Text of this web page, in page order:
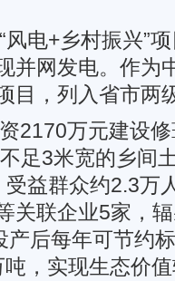
风电+乡村振兴”
并网发电。作为
目，列入省市两
2170万元建设
足3米宽的乡间
益群众约2.3万
关联企业5家，
后每年可节约
，实现生态价